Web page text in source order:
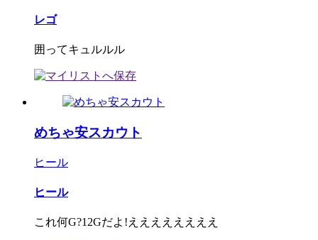
レゴ
囲ってキュルルル
めちゃ安スカウト
ヒール
ヒール
これ何G?12Gだよ!ええええええええ